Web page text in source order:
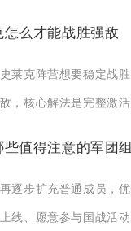
么才能战胜强敌
史莱克阵营想要稳定战
敌，核心解法是完整激活
再逐步扩充普通成员，
上线、愿意参与国战活